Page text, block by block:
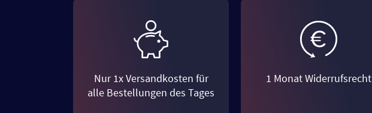
Nur 1x Versandkosten für
alle Bestellungen des Tages
1 Monat Widerrufsrecht